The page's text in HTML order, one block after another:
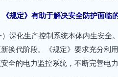
《规定》有助于解决安全防护面临
）深化生产控制系统本体内生安
换代阶段。《规定》要求充分利
全的电力监控系统，不断完善电